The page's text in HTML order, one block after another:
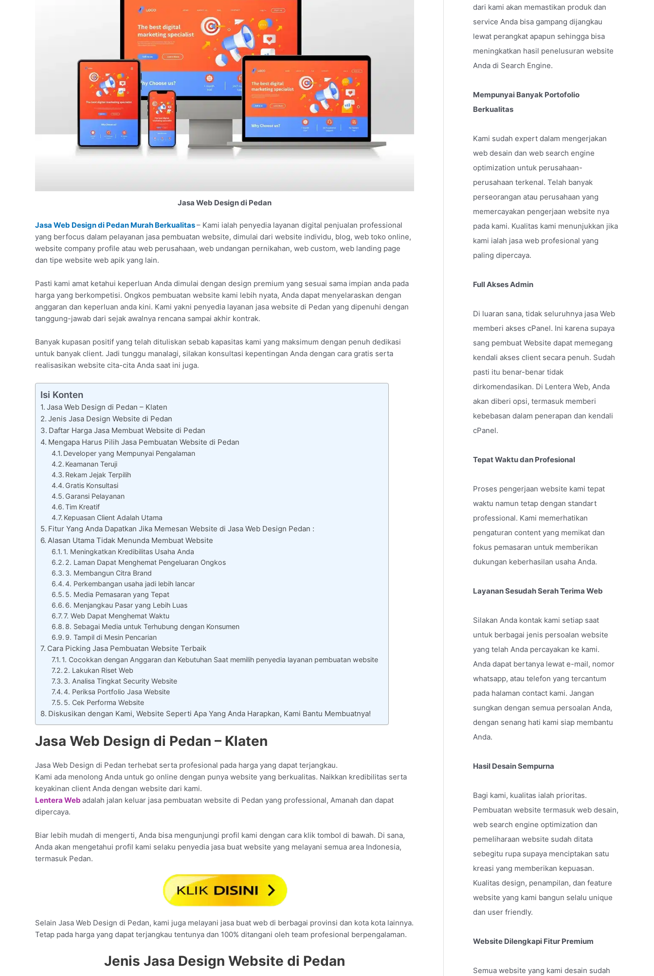
Jasa Web Design di Pedan
Jasa Web Design di Pedan Murah Berkualitas– Kami ialah penyedia layanan digital penjualan professional
yang berfocus dalam pelayanan jasa pembuatan website, dimulai dari website individu, blog, web toko online,
website company profile atau web perusahaan, web undangan pernikahan, web custom, web landing page
dan tipe website web apik yang lain.
Pasti kami amat ketahui keperluan Anda dimulai dengan design premium yang sesuai sama impian anda pada
harga yang berkompetisi. Ongkos pembuatan website kami lebih nyata, Anda dapat menyelaraskan dengan
anggaran dan keperluan anda kini. Kami yakni penyedia layanan jasa website di Pedan yang dipenuhi dengan
tanggung-jawab dari sejak awalnya rencana sampai akhir kontrak.
Banyak kupasan positif yang telah dituliskan sebab kapasitas kami yang maksimum dengan penuh dedikasi
untuk banyak client. Jadi tunggu manalagi, silakan konsultasi kepentingan Anda dengan cara gratis serta
realisasikan website cita-cita Anda saat ini juga.
Isi Konten
Jasa Web Design di Pedan – Klaten
Jenis Jasa Design Website di Pedan
Daftar Harga Jasa Membuat Website di Pedan
Mengapa Harus Pilih Jasa Pembuatan Website di Pedan
Developer yang Mempunyai Pengalaman
Keamanan Teruji
Rekam Jejak Terpilih
Gratis Konsultasi
Garansi Pelayanan
Tim Kreatif
Kepuasan Client Adalah Utama
Fitur Yang Anda Dapatkan Jika Memesan Website di Jasa Web Design Pedan :
Alasan Utama Tidak Menunda Membuat Website
1. Meningkatkan Kredibilitas Usaha Anda
2. Laman Dapat Menghemat Pengeluaran Ongkos
3. Membangun Citra Brand
4. Perkembangan usaha jadi lebih lancar
5. Media Pemasaran yang Tepat
6. Menjangkau Pasar yang Lebih Luas
7. Web Dapat Menghemat Waktu
8. Sebagai Media untuk Terhubung dengan Konsumen
9. Tampil di Mesin Pencarian
Cara Picking Jasa Pembuatan Website Terbaik
1. Cocokkan dengan Anggaran dan Kebutuhan Saat memilih penyedia layanan pembuatan website
2. Lakukan Riset Web
3. Analisa Tingkat Security Website
4. Periksa Portfolio Jasa Website
5. Cek Performa Website
Diskusikan dengan Kami, Website Seperti Apa Yang Anda Harapkan, Kami Bantu Membuatnya!
Jasa Web Design di Pedan – Klaten
Jasa Web Design di Pedan terhebat serta profesional pada harga yang dapat terjangkau.
Kami ada menolong Anda untuk go online dengan punya website yang berkualitas. Naikkan kredibilitas serta
keyakinan client Anda dengan website dari kami.
Lentera Web adalah jalan keluar jasa pembuatan website di Pedan yang professional, Amanah dan dapat
dipercaya.
Biar lebih mudah di mengerti, Anda bisa mengunjungi profil kami dengan cara klik tombol di bawah. Di sana,
Anda akan mengetahui profil kami selaku penyedia jasa buat website yang melayani semua area Indonesia,
termasuk Pedan.
Selain Jasa Web Design di Pedan, kami juga melayani jasa buat web di berbagai provinsi dan kota kota lainnya.
Tetap pada harga yang dapat terjangkau tentunya dan 100% ditangani oleh team profesional berpengalaman.
Jenis Jasa Design Website di Pedan
dari kami akan memastikan produk dan
service Anda bisa gampang dijangkau
lewat perangkat apapun sehingga bisa
meningkatkan hasil penelusuran website
Anda di Search Engine.
Mempunyai Banyak Portofolio
Berkualitas
Kami sudah expert dalam mengerjakan
web desain dan web search engine
optimization untuk perusahaan-
perusahaan terkenal. Telah banyak
perseorangan atau perusahaan yang
memercayakan pengerjaan website nya
pada kami. Kualitas kami menunjukkan jika
kami ialah jasa web profesional yang
paling dipercaya.
Full Akses Admin
Di luaran sana, tidak seluruhnya jasa Web
memberi akses cPanel. Ini karena supaya
sang pembuat Website dapat memegang
kendali akses client secara penuh. Sudah
pasti itu benar-benar tidak
dirkomendasikan. Di Lentera Web, Anda
akan diberi opsi, termasuk memberi
kebebasan dalam penerapan dan kendali
cPanel.
Tepat Waktu dan Profesional
Proses pengerjaan website kami tepat
waktu namun tetap dengan standart
professional. Kami memerhatikan
pengaturan content yang memikat dan
fokus pemasaran untuk memberikan
dukungan keberhasilan usaha Anda.
Layanan Sesudah Serah Terima Web
Silakan Anda kontak kami setiap saat
untuk berbagai jenis persoalan website
yang telah Anda percayakan ke kami.
Anda dapat bertanya lewat e-mail, nomor
whatsapp, atau telefon yang tercantum
pada halaman contact kami. Jangan
sungkan dengan semua persoalan Anda,
dengan senang hati kami siap membantu
Anda.
Hasil Desain Sempurna
Bagi kami, kualitas ialah prioritas.
Pembuatan website termasuk web desain,
web search engine optimization dan
pemeliharaan website sudah ditata
sebegitu rupa supaya menciptakan satu
kreasi yang memberikan kepuasan.
Kualitas design, penampilan, dan feature
website yang kami bangun selalu unique
dan user friendly.
Website Dilengkapi Fitur Premium
Semua website yang kami desain sudah